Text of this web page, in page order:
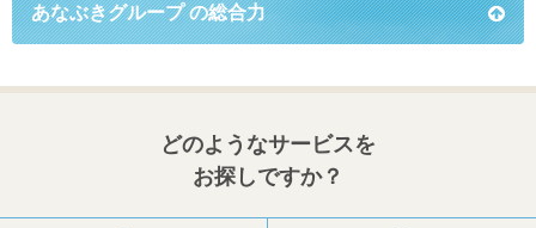
あなぶきグループの総合力
どのようなサービスを
お探しですか？